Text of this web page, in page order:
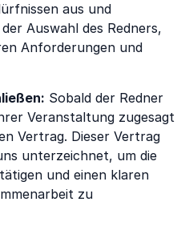
aus und
Auswahl des Redners,
Anforderungen und
Sobald der Redner
Veranstaltung zugesagt
Vertrag. Dieser Vertrag
unterzeichnet, um die
und einen klaren
zu